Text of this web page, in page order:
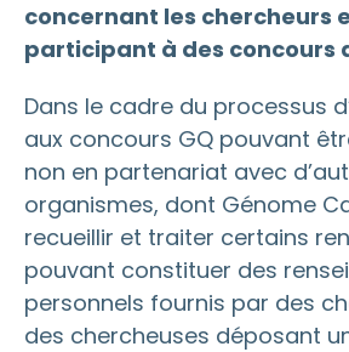
concernant les chercheurs
participant à des concours
Dans le cadre du processus
aux concours GQ pouvant
non en partenariat avec
organismes, dont Génome
recueillir et traiter certains
pouvant constituer des
personnels fournis par des
des chercheuses déposant